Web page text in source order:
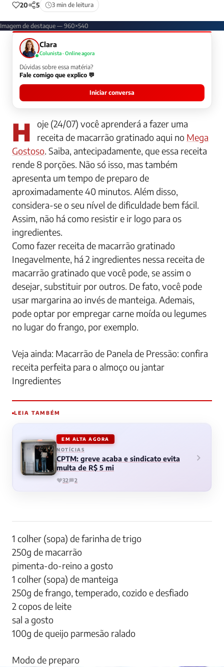
20 5 3 min de leitura
Imagem de destaque — 960×540
Clara
Colunista · Online agora
Dúvidas sobre essa matéria?
Fale comigo que explico 💬
Iniciar conversa
Hoje (24/07) você aprenderá a fazer uma receita de macarrão gratinado aqui no Mega
Gostoso. Saiba, antecipadamente, que essa receita
rende 8 porções. Não só isso, mas também
apresenta um tempo de preparo de
aproximadamente 40 minutos. Além disso,
considera-se o seu nível de dificuldade bem fácil.
Assim, não há como resistir e ir logo para os
ingredientes.
Como fazer receita de macarrão gratinado
Inegavelmente, há 2 ingredientes nessa receita de
macarrão gratinado que você pode, se assim o
desejar, substituir por outros. De fato, você pode
usar margarina ao invés de manteiga. Ademais,
pode optar por empregar carne moída ou legumes
no lugar do frango, por exemplo.
Veja ainda: Macarrão de Panela de Pressão: confira
receita perfeita para o almoço ou jantar
Ingredientes
LEIA TAMBÉM
EM ALTA AGORA
NOTÍCIAS
CPTM: greve acaba e sindicato evita
multa de R$ 5 mi
32 2
1 colher (sopa) de farinha de trigo
250g de macarrão
pimenta-do-reino a gosto
1 colher (sopa) de manteiga
250g de frango, temperado, cozido e desfiado
2 copos de leite
sal a gosto
100g de queijo parmesão ralado
Modo de preparo